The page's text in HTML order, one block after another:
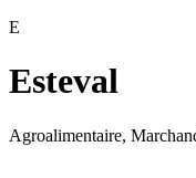
E
Esteval
Agroalimentaire,